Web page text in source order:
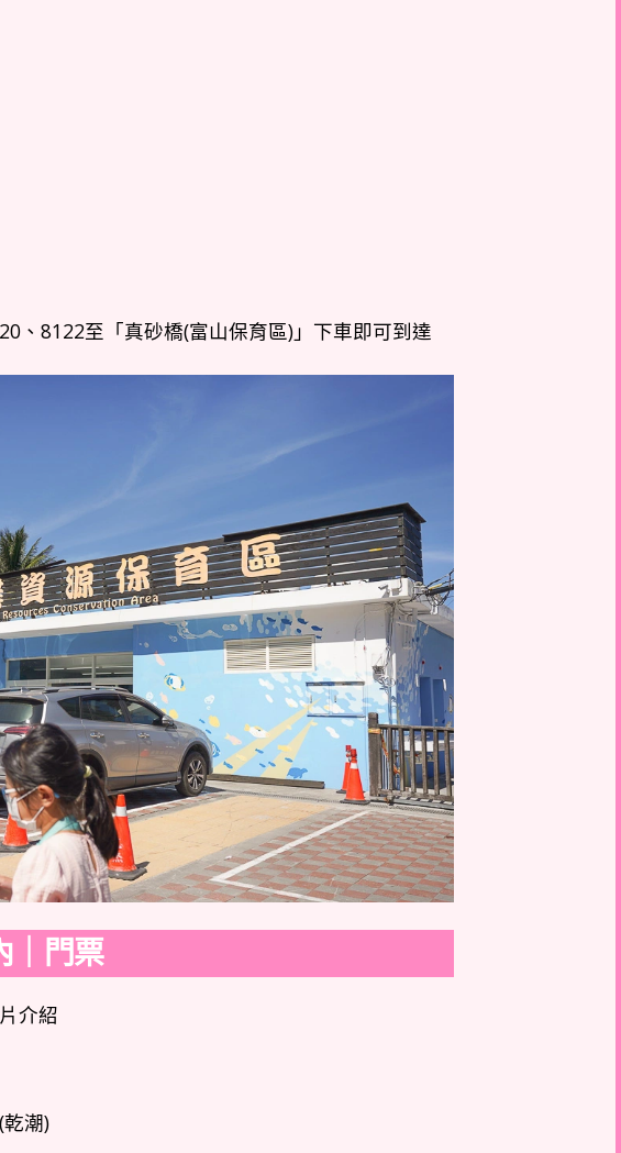
、8122至「真砂橋(富山保育區)」下車即可到達
｜門票
介紹
潮)